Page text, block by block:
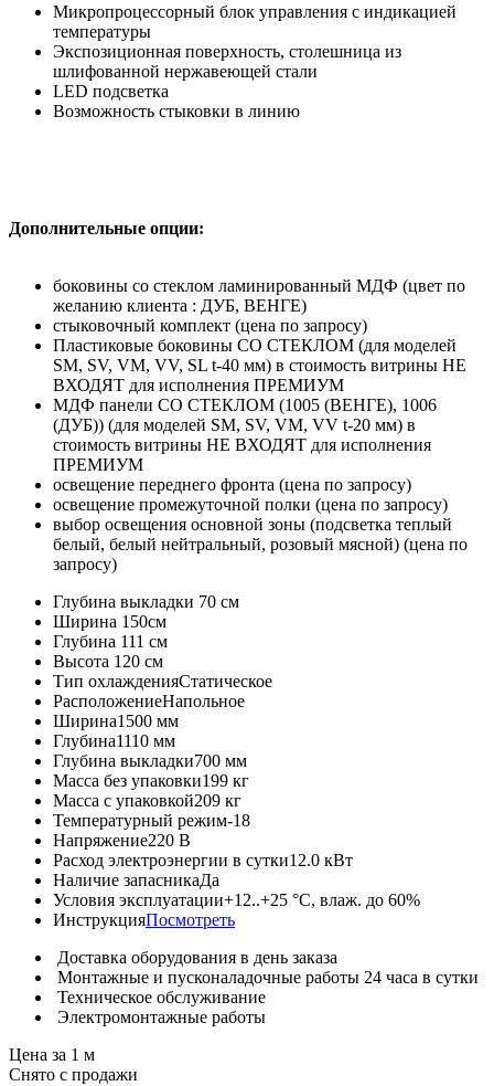
Микропроцессорный блок управления с индикацией
температуры
Экспозиционная поверхность, столешница из
шлифованной нержавеющей стали
LED подсветка
Возможность стыковки в линию
Дополнительные опции:
боковины со стеклом ламинированный МДФ (цвет по
желанию клиента : ДУБ, ВЕНГЕ)
стыковочный комплект (цена по запросу)
Пластиковые боковины СО СТЕКЛОМ (для моделей
SM, SV, VM, VV, SL t-40 мм) в стоимость витрины НЕ
ВХОДЯТ для исполнения ПРЕМИУМ
МДФ панели СО СТЕКЛОМ (1005 (ВЕНГЕ), 1006
(ДУБ)) (для моделей SM, SV, VM, VV t-20 мм) в
стоимость витрины НЕ ВХОДЯТ для исполнения
ПРЕМИУМ
освещение переднего фронта (цена по запросу)
освещение промежуточной полки (цена по запросу)
выбор освещения основной зоны (подсветка теплый
белый, белый нейтральный, розовый мясной) (цена по
запросу)
Глубина выкладки 70 см
Ширина 150см
Глубина 111 см
Высота 120 см
Тип охлажденияСтатическое
РасположениеНапольное
Ширина1500 мм
Глубина1110 мм
Глубина выкладки700 мм
Масса без упаковки199 кг
Масса с упаковкой209 кг
Температурный режим-18
Напряжение220 В
Расход электроэнергии в сутки12.0 кВт
Наличие запасникаДа
Условия эксплуатации+12..+25 °C, влаж. до 60%
ИнструкцияПосмотреть
Доставка оборудования в день заказа
Монтажные и пусконаладочные работы 24 часа в сутки
Техническое обслуживание
Электромонтажные работы
Цена за 1 м
Снято с продажи